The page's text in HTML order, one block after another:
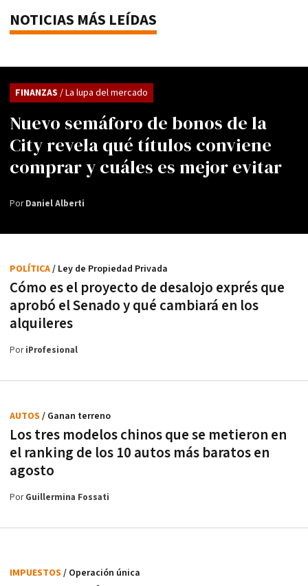
NOTICIAS MÁS LEÍDAS
Nuevo semáforo de bonos de la
City revela qué títulos conviene
comprar y cuáles es mejor evitar
FINANZAS / La lupa del mercado
PorDaniel Alberti
Cómo es el proyecto de desalojo exprés que
aprobó el Senado y qué cambiará en los
alquileres
POLÍTICA/ Ley de Propiedad Privada
PoriProfesional
Los tres modelos chinos que se metieron en
el ranking de los 10 autos más baratos en
agosto
AUTOS / Ganan terreno
PorGuillermina Fossati
IMPUESTOS / Operación única